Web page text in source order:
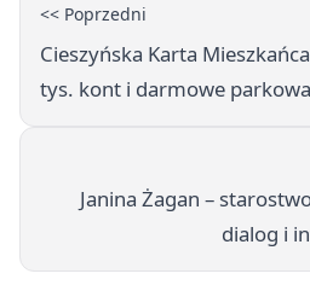
<< Poprzedni
Cieszyńska Karta
tys. kont i darmowe
Janina Żagan –
dialog i